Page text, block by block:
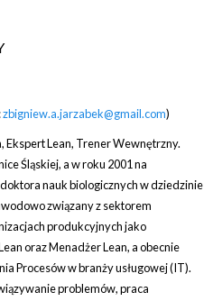
zbigniew.a.jarzabek@gmail.com)
Ekspert Lean, Trener Wewnętrzny.
Śląskiej, a w roku 2001 na
nauk biologicznych w dziedzinie
związany z sektorem
produkcyjnych jako
oraz Menadżer Lean, a obecnie
Procesów w branży usługowej (IT).
problemów, praca